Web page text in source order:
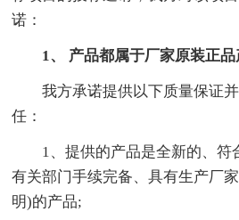
诺：
1、 产品都属于厂家原装正品
我方承诺提供以下质量保证并
任：
1、提供的产品是全新的、符
有关部门手续完备、具有生产厂
明)的产品;